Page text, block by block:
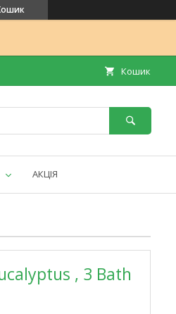
Кошик
АКЦІЯ
, 3 Bath